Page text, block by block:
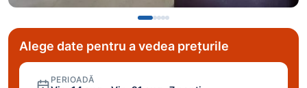
Alege date pentru a vedea prețurile
PERIOADĂ